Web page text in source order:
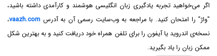
اگر می‌خواهید تجربه یادگیری زبان انگلیسی هوشمند و کارآمدی داشته باشید،
"واژ" را امتحان کنید. با مراجعه به وب‌سایت رسمی آن به آدرس vaazh.com،
نسخه‌ی اندروید یا آیفون را برای تلفن همراه خود دریافت کنید و به بهترین شکل
ممکن زبان را یاد بگیرید.